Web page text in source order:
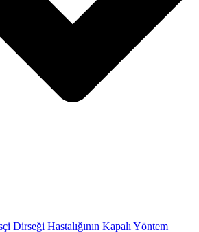
Dirseği Hastalığının Kapalı Yöntem